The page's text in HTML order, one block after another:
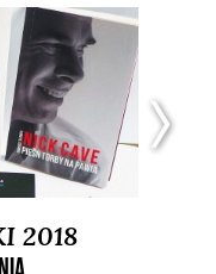
2018